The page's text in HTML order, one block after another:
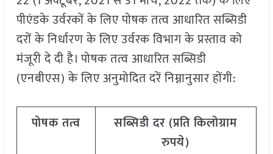
पीएंडके उर्वरकों के लिए पोषक तत्व आधारित सब्सिडी
दरों के निर्धारण के लिए उर्वरक विभाग के प्रस्ताव को
मंजूरी दे दी है। पोषक तत्व आधारित सब्सिडी
(एनबीएस) के लिए अनुमोदित दरें निम्नानुसार होंगी:
पोषक तत्व
सब्सिडी दर (प्रति किलोग्राम
रुपये)